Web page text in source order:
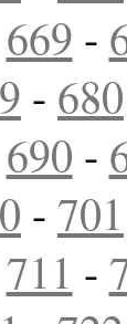
669 -
- 680
690 -
- 701
711 -